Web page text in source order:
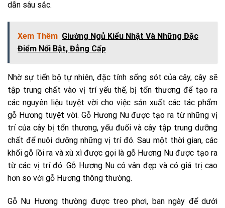
dẫn sâu sắc.
Xem Thêm Giường Ngủ Kiểu Nhật Và Những Đặc
Điểm Nổi Bật, Đẳng Cấp
Nhờ sự tiến bộ tự nhiên, đặc tính sống sót của cây, cây sẽ
tập trung chất vào vị trí yếu thế, bị tổn thương để tạo ra
các nguyên liệu tuyệt vời cho việc sản xuất các tác phẩm
gỗ Hương tuyệt vời. Gỗ Hương Nu được tạo ra từ những vị
trí của cây bị tổn thương, yếu đuối và cây tập trung dưỡng
chất để nuôi dưỡng những vị trí đó. Sau một thời gian, các
khối gỗ lồi ra và xù xì được gọi là gỗ Hương Nu được tạo ra
từ các vị trí đó. Gỗ Hương Nu có vân đẹp và có giá trị cao
hơn so với gỗ Hương thông thường.
Gỗ Nu Hương thường được treo phơi, ban ngày để dưới